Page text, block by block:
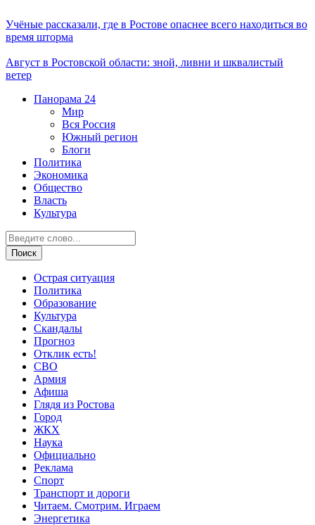
Учёные рассказали, где в Ростове опаснее всего находиться во
время шторма
Август в Ростовской области: зной, ливни и шквалистый
ветер
Панорама 24
Мир
Вся Россия
Южный регион
Блоги
Политика
Экономика
Общество
Власть
Культура
Острая ситуация
Политика
Образование
Культура
Скандалы
Прогноз
Отклик есть!
СВО
Армия
Афиша
Глядя из Ростова
Город
ЖКХ
Наука
Официально
Реклама
Спорт
Транспорт и дороги
Читаем. Смотрим. Играем
Энергетика